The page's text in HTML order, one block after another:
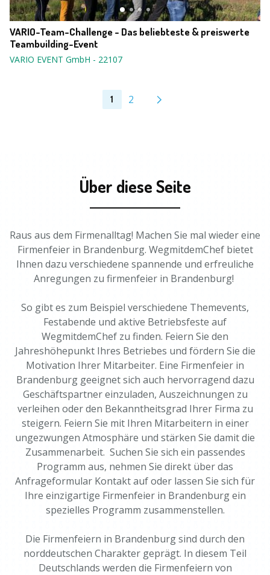
VARIO-Team-Challenge - Das beliebteste & preiswerte
Teambuilding-Event
VARIO EVENT GmbH - 22107
1 2
Über diese Seite
Raus aus dem Firmenalltag! Machen Sie mal wieder eine
Firmenfeier in Brandenburg. WegmitdemChef bietet
Ihnen dazu verschiedene spannende und erfreuliche
Anregungen zu firmenfeier in Brandenburg!
So gibt es zum Beispiel verschiedene Themevents,
Festabende und aktive Betriebsfeste auf
WegmitdemChef zu finden. Feiern Sie den
Jahreshöhepunkt Ihres Betriebes und fördern Sie die
Motivation Ihrer Mitarbeiter. Eine Firmenfeier in
Brandenburg geeignet sich auch hervorragend dazu
Geschäftspartner einzuladen, Auszeichnungen zu
verleihen oder den Bekanntheitsgrad Ihrer Firma zu
steigern. Feiern Sie mit Ihren Mitarbeitern in einer
ungezwungen Atmosphäre und stärken Sie damit die
Zusammenarbeit. Suchen Sie sich ein passendes
Programm aus, nehmen Sie direkt über das
Anfrageformular Kontakt auf oder lassen Sie sich für
Ihre einzigartige Firmenfeier in Brandenburg ein
spezielles Programm zusammenstellen.
Die Firmenfeiern in Brandenburg sind durch den
norddeutschen Charakter geprägt. In diesem Teil
Deutschlands werden die Firmenfeiern von